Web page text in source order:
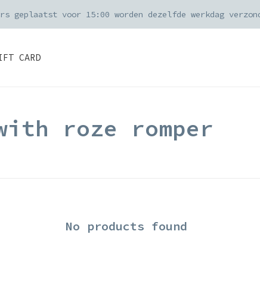
CARD
geplaatst voor 15:00 worden dezelfde werkdag
roze romper
No products found